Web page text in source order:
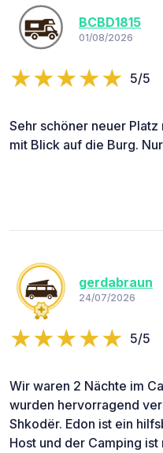
BCBD1815
01/08/2026
5/5
Sehr schöner neuer
mit Blick auf die Burg.
gerdabraun
24/07/2026
5/5
Wir waren 2 Nächte im
wurden hervorragend
Shkodër. Edon ist ein
Host und der Camping